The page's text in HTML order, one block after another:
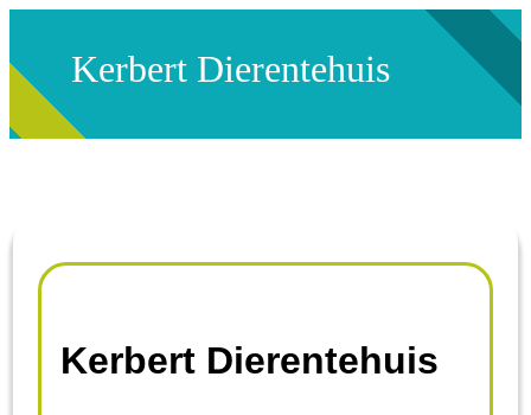
Kerbert Dierentehuis
Kerbert Dierentehuis